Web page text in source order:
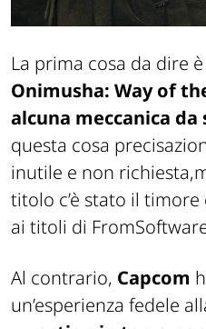
La prima cosa da dire
Onimusha: Way of
alcuna meccanica da
questa cosa
inutile e non
titolo c’è stato il
ai titoli di
Al contrario, Capcom
un’esperienza fedele